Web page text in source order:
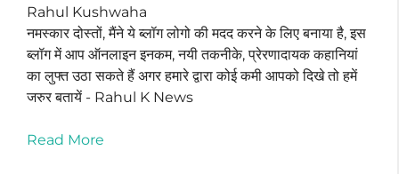
Rahul Kushwaha
नमस्कार दोस्तों, मैंने ये ब्लॉग लोगो की मदद करने के लिए बनाया है, इस
ब्लॉग में आप ऑनलाइन इनकम, नयी तकनीके, प्रेरणादायक कहानियां
का लुफ्त उठा सकते हैं अगर हमारे द्वारा कोई कमी आपको दिखे तो हमें
जरुर बतायें - Rahul K News
Read More